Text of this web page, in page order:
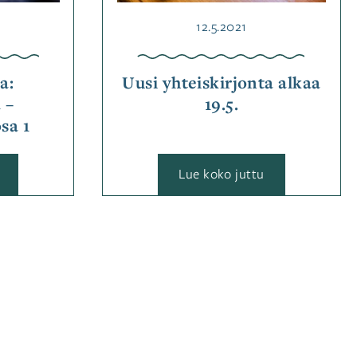
1
Uusi yhteiskirjonta alkaa
19.5.
Julkaistu
12.5.2021
Lue koko juttu
yhteiskirjonta